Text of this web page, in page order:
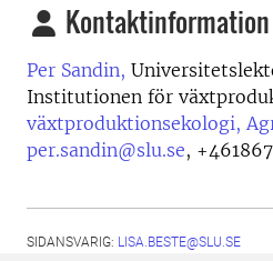
Kontaktinformation
Per Sandin,
Institutionen för
växtproduktionsekologi,
per.sandin@slu.se,
SIDANSVARIG: LISA.BESTE@SLU.SE